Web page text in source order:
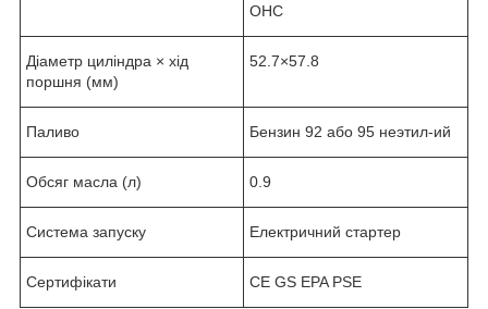
ОНС
Діаметр циліндра × хід
поршня (мм)
52.7×57.8
Паливо Бензин 92 або 95 неэтил-ий
Обсяг масла (л) 0.9
Система запуску Електричний стартер
Сертифікати CE GS EPA PSE